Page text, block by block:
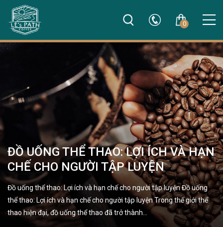
0
ĐỒ UỐNG THỂ THAO: LỢI ÍCH VÀ HẠN
CHẾ CHO NGƯỜI TẬP LUYỆN
Đồ uống thể thao: Lợi ích và hạn chế cho người tập luyện Đồ uống
thể thao: Lợi ích và hạn chế cho người tập luyện Trong thế giới thể
thao hiện đại, đồ uống thể thao đã trở thành…